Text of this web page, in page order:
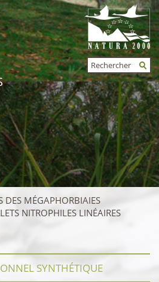
FORMULAIRE
DE
RECHERCHE
Rechercher
DES MÉGAPHORBIAIES
NITROPHILES LINÉAIRES
SYNTHÉTIQUE